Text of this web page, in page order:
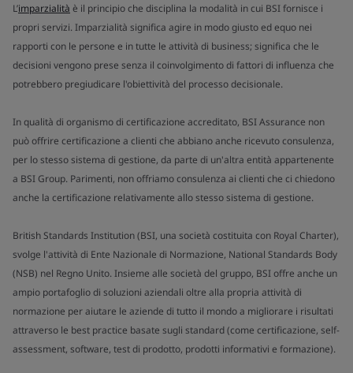
L’imparzialità è il principio che disciplina la modalità in cui BSI fornisce i
propri servizi. Imparzialità significa agire in modo giusto ed equo nei
rapporti con le persone e in tutte le attività di business; significa che le
decisioni vengono prese senza il coinvolgimento di fattori di influenza che
potrebbero pregiudicare l'obiettività del processo decisionale.
In qualità di organismo di certificazione accreditato, BSI Assurance non
può offrire certificazione a clienti che abbiano anche ricevuto consulenza,
per lo stesso sistema di gestione, da parte di un'altra entità appartenente
a BSI Group. Parimenti, non offriamo consulenza ai clienti che ci chiedono
anche la certificazione relativamente allo stesso sistema di gestione.
British Standards Institution (BSI, una società costituita con Royal Charter),
svolge l'attività di Ente Nazionale di Normazione, National Standards Body
(NSB) nel Regno Unito. Insieme alle società del gruppo, BSI offre anche un
ampio portafoglio di soluzioni aziendali oltre alla propria attività di
normazione per aiutare le aziende di tutto il mondo a migliorare i risultati
attraverso le best practice basate sugli standard (come certificazione, self-
assessment, software, test di prodotto, prodotti informativi e formazione).